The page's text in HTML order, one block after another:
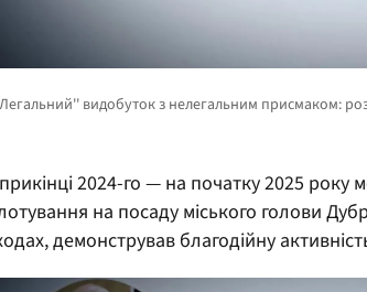
2024-го — на початку 2025
на посаду міського голови
демонстрував благодійну